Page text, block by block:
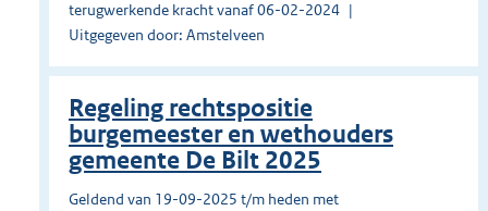
terugwerkende kracht vanaf 06-02-2024
Uitgegeven door: Amstelveen
Regeling rechtspositie
burgemeester en wethouders
gemeente De Bilt 2025
Geldend van 19-09-2025 t/m heden met